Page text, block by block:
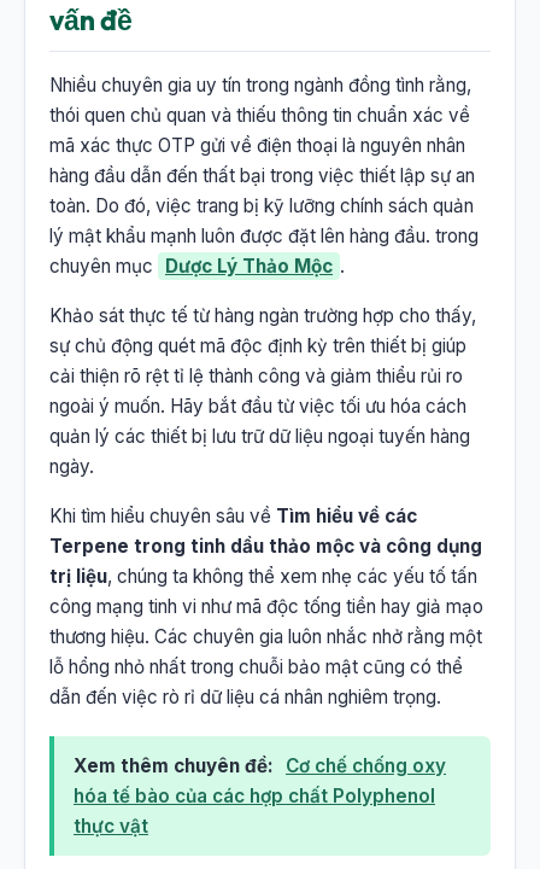
vấn đề
Nhiều chuyên gia uy tín trong ngành đồng tình rằng,
thói quen chủ quan và thiếu thông tin chuẩn xác về
mã xác thực OTP gửi về điện thoại là nguyên nhân
hàng đầu dẫn đến thất bại trong việc thiết lập sự an
toàn. Do đó, việc trang bị kỹ lưỡng chính sách quản
lý mật khẩu mạnh luôn được đặt lên hàng đầu. trong
chuyên mục
Dược Lý Thảo Mộc .
Khảo sát thực tế từ hàng ngàn trường hợp cho thấy,
sự chủ động quét mã độc định kỳ trên thiết bị giúp
cải thiện rõ rệt tỉ lệ thành công và giảm thiểu rủi ro
ngoài ý muốn. Hãy bắt đầu từ việc tối ưu hóa cách
quản lý các thiết bị lưu trữ dữ liệu ngoại tuyến hàng
ngày.
Khi tìm hiểu chuyên sâu về Tìm hiểu về các
Terpene trong tinh dầu thảo mộc và công dụng
trị liệu, chúng ta không thể xem nhẹ các yếu tố tấn
công mạng tinh vi như mã độc tống tiền hay giả mạo
thương hiệu. Các chuyên gia luôn nhắc nhở rằng một
lỗ hổng nhỏ nhất trong chuỗi bảo mật cũng có thể
dẫn đến việc rò rỉ dữ liệu cá nhân nghiêm trọng.
Xem thêm chuyên đề:
Cơ chế chống oxy
hóa tế bào của các hợp chất Polyphenol
thực vật